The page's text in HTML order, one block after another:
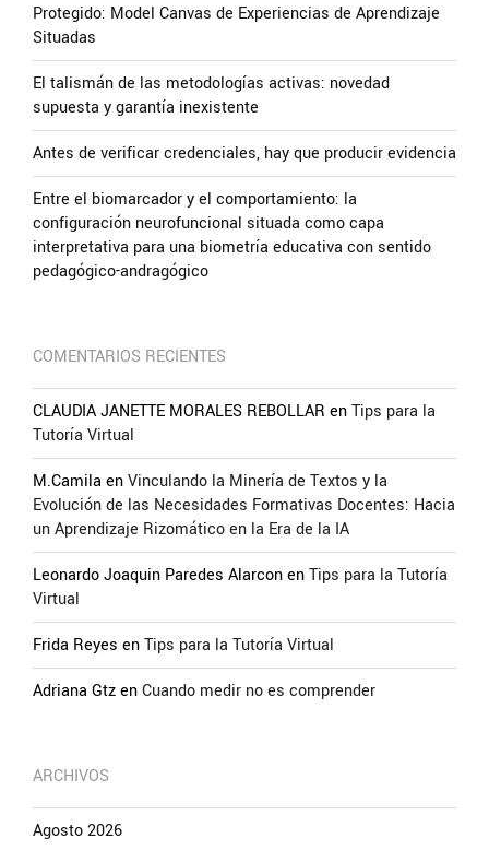
Protegido: Model Canvas de Experiencias de Aprendizaje
Situadas
El talismán de las metodologías activas: novedad
supuesta y garantía inexistente
Antes de verificar credenciales, hay que producir evidencia
Entre el biomarcador y el comportamiento: la
configuración neurofuncional situada como capa
interpretativa para una biometría educativa con sentido
pedagógico-andragógico
COMENTARIOS RECIENTES
CLAUDIA JANETTE MORALES REBOLLAR enTips para la
Tutoría Virtual
M.Camila enVinculando la Minería de Textos y la
Evolución de las Necesidades Formativas Docentes: Hacia
un Aprendizaje Rizomático en la Era de la IA
Leonardo Joaquin Paredes AlarconenTips para la Tutoría
Virtual
Frida Reyes enTips para la Tutoría Virtual
Adriana GtzenCuando medir no es comprender
ARCHIVOS
Agosto 2026